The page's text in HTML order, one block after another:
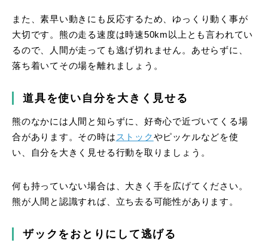
また、素早い動きにも反応するため、ゆっくり動く事が
大切です。熊の走る速度は時速50km以上とも言われてい
るので、人間が走っても逃げ切れません。あせらずに、
落ち着いてその場を離れましょう。
道具を使い自分を大きく見せる
熊のなかには人間と知らずに、好奇心で近づいてくる場
合があります。その時は ストックやピッケルなどを使
い、自分を大きく見せる行動を取りましょう。
何も持っていない場合は、大きく手を広げてください。
熊が人間と認識すれば、立ち去る可能性があります。
ザックをおとりにして逃げる